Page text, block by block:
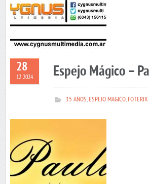
28
12 2024 Espejo Mágico –
15 AÑOS,ESPEJO MAGICO,FOTERIX